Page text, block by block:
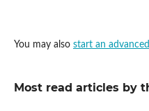
You may also start an
Most read articles by